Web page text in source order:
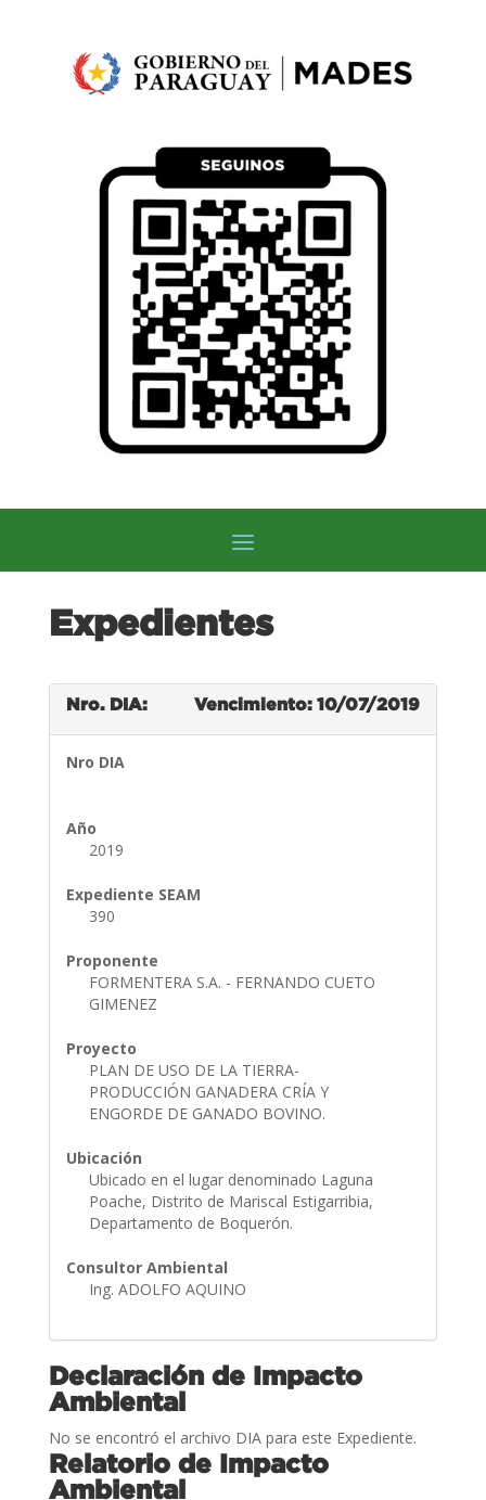
Expedientes
Nro. DIA: Vencimiento: 10/07/2019
Nro DIA
Año
2019
Expediente SEAM
390
Proponente
FORMENTERA S.A. - FERNANDO CUETO
GIMENEZ
Proyecto
PLAN DE USO DE LA TIERRA-
PRODUCCIÓN GANADERA CRÍA Y
ENGORDE DE GANADO BOVINO.
Ubicación
Ubicado en el lugar denominado Laguna
Poache, Distrito de Mariscal Estigarribia,
Departamento de Boquerón.
Consultor Ambiental
Ing. ADOLFO AQUINO
Declaración de Impacto
Ambiental
No se encontró el archivo DIA para este Expediente.
Relatorio de Impacto
Ambiental